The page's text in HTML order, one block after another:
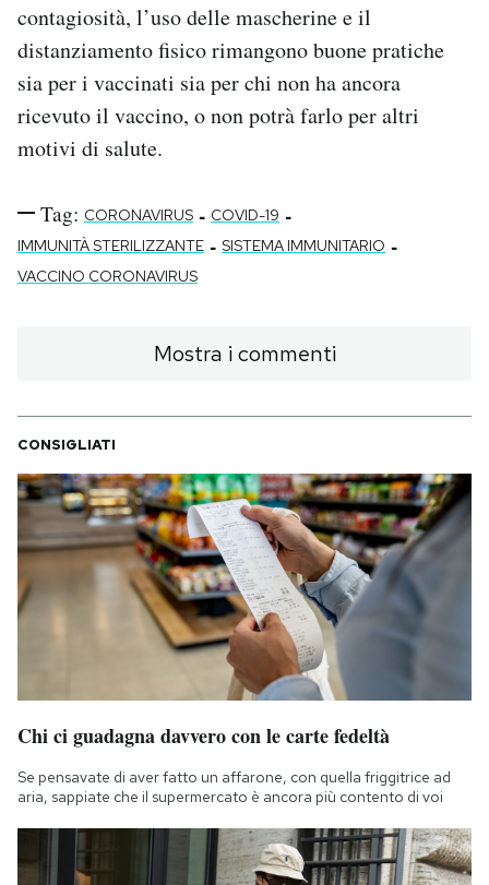
contagiosità, l’uso delle mascherine e il
distanziamento fisico rimangono buone pratiche
sia per i vaccinati sia per chi non ha ancora
ricevuto il vaccino, o non potrà farlo per altri
motivi di salute.
Tag: CORONAVIRUS - COVID-19 -
IMMUNITÀ STERILIZZANTE - SISTEMA IMMUNITARIO -
VACCINO CORONAVIRUS
Mostra i commenti
CONSIGLIATI
Chi ci guadagna davvero con le carte fedeltà
Se pensavate di aver fatto un affarone, con quella friggitrice ad
aria, sappiate che il supermercato è ancora più contento di voi